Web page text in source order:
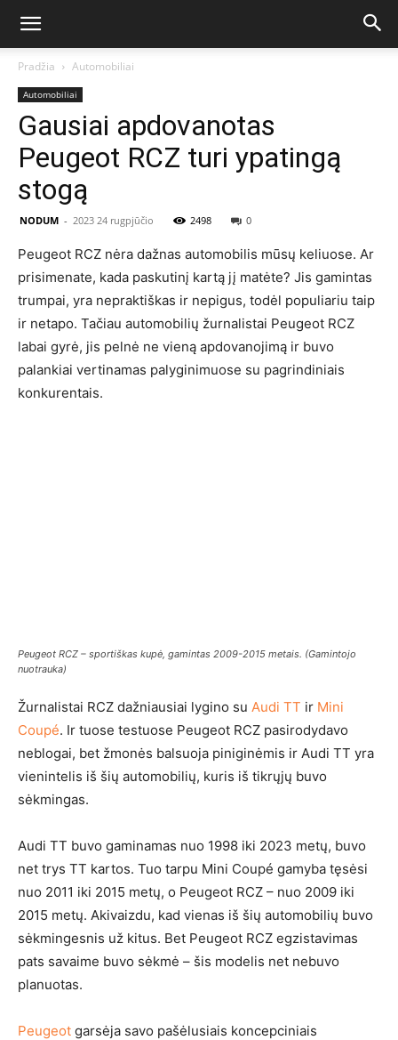
Pradžia Automobiliai
Automobiliai
Gausiai apdovanotas
Peugeot RCZ turi ypatingą
stogą
NODUM - 2023 24 rugpjūčio 2498 0
Peugeot RCZ nėra dažnas automobilis mūsų keliuose. Ar
prisimenate, kada paskutinį kartą jį matėte? Jis gamintas
trumpai, yra nepraktiškas ir nepigus, todėl populiariu taip
ir netapo. Tačiau automobilių žurnalistai Peugeot RCZ
labai gyrė, jis pelnė ne vieną apdovanojimą ir buvo
palankiai vertinamas palyginimuose su pagrindiniais
konkurentais.
Peugeot RCZ – sportiškas kupė, gamintas 2009-2015 metais. (Gamintojo
nuotrauka)
Žurnalistai RCZ dažniausiai lygino su Audi TT ir Mini
Coupé. Ir tuose testuose Peugeot RCZ pasirodydavo
neblogai, bet žmonės balsuoja piniginėmis ir Audi TT yra
vienintelis iš šių automobilių, kuris iš tikrųjų buvo
sėkmingas.
Audi TT buvo gaminamas nuo 1998 iki 2023 metų, buvo
net trys TT kartos. Tuo tarpu Mini Coupé gamyba tęsėsi
nuo 2011 iki 2015 metų, o Peugeot RCZ – nuo 2009 iki
2015 metų. Akivaizdu, kad vienas iš šių automobilių buvo
sėkmingesnis už kitus. Bet Peugeot RCZ egzistavimas
pats savaime buvo sėkmė – šis modelis net nebuvo
planuotas.
Peugeot garsėja savo pašėlusiais koncepciniais